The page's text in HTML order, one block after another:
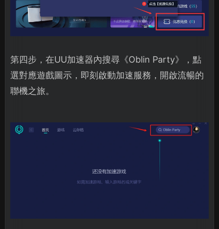
第四步，在UU加速器內搜尋《Oblin Party》，點
選對應遊戲圖示，即刻啟動加速服務，開啟流暢的
聯機之旅。